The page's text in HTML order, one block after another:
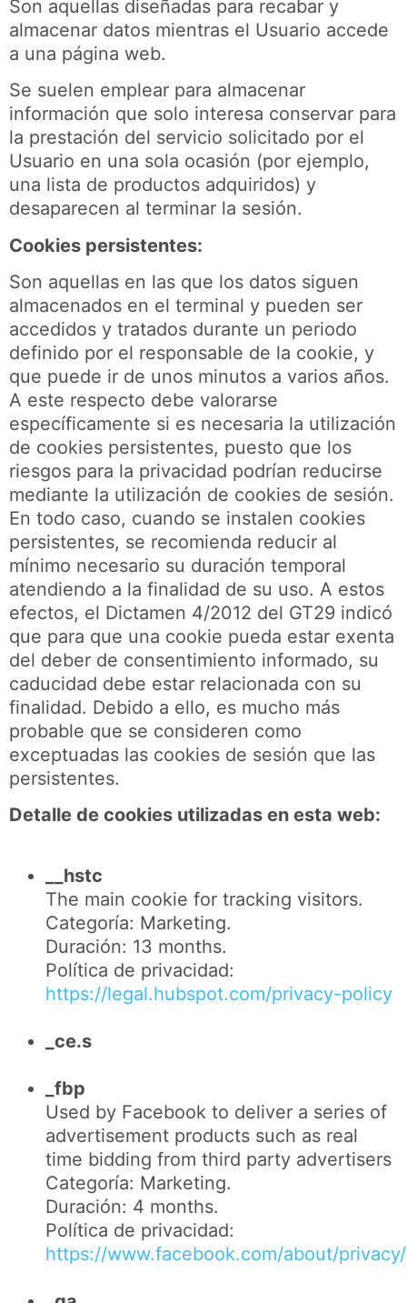
Son aquellas diseñadas para recabar y
almacenar datos mientras el Usuario accede
a una página web.
Se suelen emplear para almacenar
información que solo interesa conservar para
la prestación del servicio solicitado por el
Usuario en una sola ocasión (por ejemplo,
una lista de productos adquiridos) y
desaparecen al terminar la sesión.
Cookies persistentes:
Son aquellas en las que los datos siguen
almacenados en el terminal y pueden ser
accedidos y tratados durante un periodo
definido por el responsable de la cookie, y
que puede ir de unos minutos a varios años.
A este respecto debe valorarse
específicamente si es necesaria la utilización
de cookies persistentes, puesto que los
riesgos para la privacidad podrían reducirse
mediante la utilización de cookies de sesión.
En todo caso, cuando se instalen cookies
persistentes, se recomienda reducir al
mínimo necesario su duración temporal
atendiendo a la finalidad de su uso. A estos
efectos, el Dictamen 4/2012 del GT29 indicó
que para que una cookie pueda estar exenta
del deber de consentimiento informado, su
caducidad debe estar relacionada con su
finalidad. Debido a ello, es mucho más
probable que se consideren como
exceptuadas las cookies de sesión que las
persistentes.
Detalle de cookies utilizadas en esta web:
__hstc
The main cookie for tracking visitors.
Categoría: Marketing.
Duración: 13 months.
Política de privacidad:
https://legal.hubspot.com/privacy-policy
_ce.s
_fbp
Used by Facebook to deliver a series of
advertisement products such as real
time bidding from third party advertisers
Categoría: Marketing.
Duración: 4 months.
Política de privacidad:
https://www.facebook.com/about/privacy/